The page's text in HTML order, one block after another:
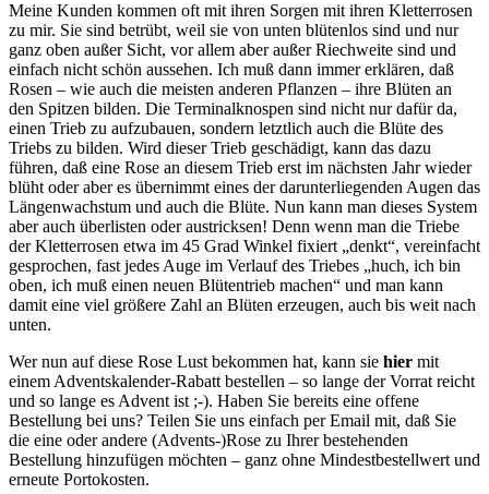
Meine Kunden kommen oft mit ihren Sorgen mit ihren Kletterrosen
zu mir. Sie sind betrübt, weil sie von unten blütenlos sind und nur
ganz oben außer Sicht, vor allem aber außer Riechweite sind und
einfach nicht schön aussehen. Ich muß dann immer erklären, daß
Rosen – wie auch die meisten anderen Pflanzen – ihre Blüten an
den Spitzen bilden. Die Terminalknospen sind nicht nur dafür da,
einen Trieb zu aufzubauen, sondern letztlich auch die Blüte des
Triebs zu bilden. Wird dieser Trieb geschädigt, kann das dazu
führen, daß eine Rose an diesem Trieb erst im nächsten Jahr wieder
blüht oder aber es übernimmt eines der darunterliegenden Augen das
Längenwachstum und auch die Blüte. Nun kann man dieses System
aber auch überlisten oder austricksen! Denn wenn man die Triebe
der Kletterrosen etwa im 45 Grad Winkel fixiert „denkt“, vereinfacht
gesprochen, fast jedes Auge im Verlauf des Triebes „huch, ich bin
oben, ich muß einen neuen Blütentrieb machen“ und man kann
damit eine viel größere Zahl an Blüten erzeugen, auch bis weit nach
unten.
Wer nun auf diese Rose Lust bekommen hat, kann sie hier mit
einem Adventskalender-Rabatt bestellen – so lange der Vorrat reicht
und so lange es Advent ist ;-). Haben Sie bereits eine offene
Bestellung bei uns? Teilen Sie uns einfach per Email mit, daß Sie
die eine oder andere (Advents-)Rose zu Ihrer bestehenden
Bestellung hinzufügen möchten – ganz ohne Mindestbestellwert und
erneute Portokosten.